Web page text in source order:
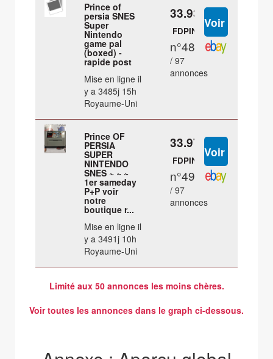
Prince of
persia SNES
Super
Nintendo
game pal
(boxed) -
rapide post
Mise en ligne il
y a 3485j 15h
Royaume-Uni
33.93 €
FDPIN
n°48
/ 97
annonces
Prince OF
PERSIA
SUPER
NINTENDO
SNES ~ ~ ~
1er sameday
P+P voir
notre
boutique r...
Mise en ligne il
y a 3491j 10h
Royaume-Uni
33.97 €
FDPIN
n°49
/ 97
annonces
Limité aux 50 annonces les moins chères.
Voir toutes les annonces dans le graph ci-dessous.